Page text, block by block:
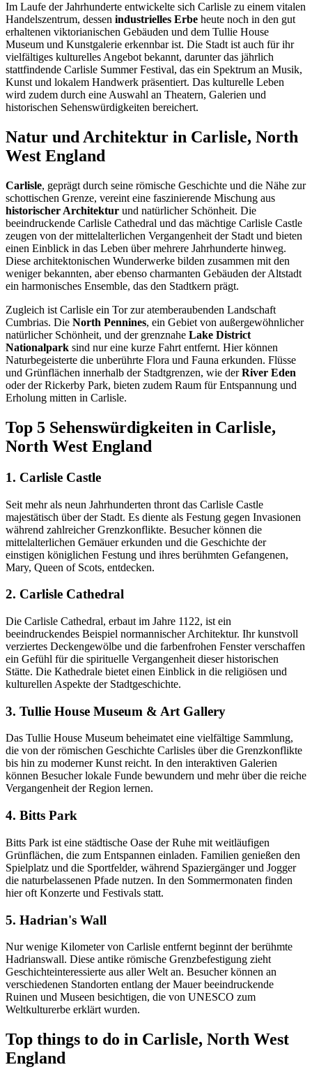
Im Laufe der Jahrhunderte entwickelte sich Carlisle zu einem vitalen
Handelszentrum, dessen industrielles Erbe heute noch in den gut
erhaltenen viktorianischen Gebäuden und dem Tullie House
Museum und Kunstgalerie erkennbar ist. Die Stadt ist auch für ihr
vielfältiges kulturelles Angebot bekannt, darunter das jährlich
stattfindende Carlisle Summer Festival, das ein Spektrum an Musik,
Kunst und lokalem Handwerk präsentiert. Das kulturelle Leben
wird zudem durch eine Auswahl an Theatern, Galerien und
historischen Sehenswürdigkeiten bereichert.
Natur und Architektur in Carlisle, North
West England
Carlisle, geprägt durch seine römische Geschichte und die Nähe zur
schottischen Grenze, vereint eine faszinierende Mischung aus
historischer Architektur und natürlicher Schönheit. Die
beeindruckende Carlisle Cathedral und das mächtige Carlisle Castle
zeugen von der mittelalterlichen Vergangenheit der Stadt und bieten
einen Einblick in das Leben über mehrere Jahrhunderte hinweg.
Diese architektonischen Wunderwerke bilden zusammen mit den
weniger bekannten, aber ebenso charmanten Gebäuden der Altstadt
ein harmonisches Ensemble, das den Stadtkern prägt.
Zugleich ist Carlisle ein Tor zur atemberaubenden Landschaft
Cumbrias. Die North Pennines, ein Gebiet von außergewöhnlicher
natürlicher Schönheit, und der grenznahe Lake District
Nationalpark sind nur eine kurze Fahrt entfernt. Hier können
Naturbegeisterte die unberührte Flora und Fauna erkunden. Flüsse
und Grünflächen innerhalb der Stadtgrenzen, wie derRiver Eden
oder der Rickerby Park, bieten zudem Raum für Entspannung und
Erholung mitten in Carlisle.
Top 5 Sehenswürdigkeiten in Carlisle,
North West England
1. Carlisle Castle
Seit mehr als neun Jahrhunderten thront das Carlisle Castle
majestätisch über der Stadt. Es diente als Festung gegen Invasionen
während zahlreicher Grenzkonflikte. Besucher können die
mittelalterlichen Gemäuer erkunden und die Geschichte der
einstigen königlichen Festung und ihres berühmten Gefangenen,
Mary, Queen of Scots, entdecken.
2. Carlisle Cathedral
Die Carlisle Cathedral, erbaut im Jahre 1122, ist ein
beeindruckendes Beispiel normannischer Architektur. Ihr kunstvoll
verziertes Deckengewölbe und die farbenfrohen Fenster verschaffen
ein Gefühl für die spirituelle Vergangenheit dieser historischen
Stätte. Die Kathedrale bietet einen Einblick in die religiösen und
kulturellen Aspekte der Stadtgeschichte.
3. Tullie House Museum & Art Gallery
Das Tullie House Museum beheimatet eine vielfältige Sammlung,
die von der römischen Geschichte Carlisles über die Grenzkonflikte
bis hin zu moderner Kunst reicht. In den interaktiven Galerien
können Besucher lokale Funde bewundern und mehr über die reiche
Vergangenheit der Region lernen.
4. Bitts Park
Bitts Park ist eine städtische Oase der Ruhe mit weitläufigen
Grünflächen, die zum Entspannen einladen. Familien genießen den
Spielplatz und die Sportfelder, während Spaziergänger und Jogger
die naturbelassenen Pfade nutzen. In den Sommermonaten finden
hier oft Konzerte und Festivals statt.
5. Hadrian's Wall
Nur wenige Kilometer von Carlisle entfernt beginnt der berühmte
Hadrianswall. Diese antike römische Grenzbefestigung zieht
Geschichteinteressierte aus aller Welt an. Besucher können an
verschiedenen Standorten entlang der Mauer beeindruckende
Ruinen und Museen besichtigen, die von UNESCO zum
Weltkulturerbe erklärt wurden.
Top things to do in Carlisle, North West
England